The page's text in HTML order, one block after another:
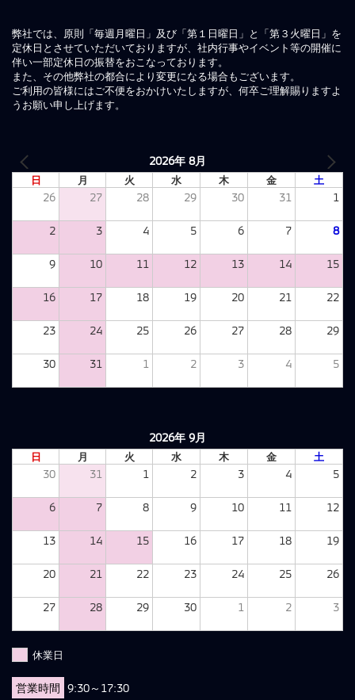
弊社では、原則「毎週月曜日」及び「第１日曜日」と「第３火曜日」を
定休日とさせていただいておりますが、社内行事やイベント等の開催に
伴い一部定休日の振替をおこなっております。
また、その他弊社の都合により変更になる場合もございます。
ご利用の皆様にはご不便をおかけいたしますが、何卒ご理解賜りますよ
うお願い申し上げます。
2026年 8月
日 月 火 水 木 金 土
26 27 28 29 30 31 1
2 3 4 5 6 7 8
9 10 11 12 13 14 15
16 17 18 19 20 21 22
23 24 25 26 27 28 29
30 31 1 2 3 4 5
2026年 9月
日 月 火 水 木 金 土
30 31 1 2 3 4 5
6 7 8 9 10 11 12
13 14 15 16 17 18 19
20 21 22 23 24 25 26
27 28 29 30 1 2 3
休業日
営業時間 9:30～17:30